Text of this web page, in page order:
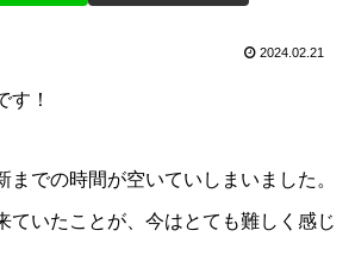
2024.02.21
す！
までの時間が空いていしまいました。
ていたことが、今はとても難しく感じ